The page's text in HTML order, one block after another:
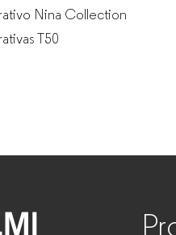
Nina Collection
T50